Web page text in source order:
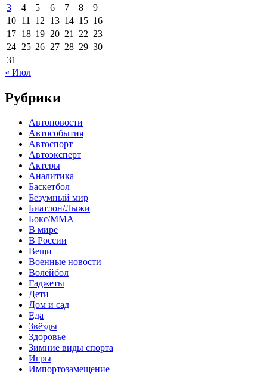
3
4 5 6 7 8
9
10 11 12 13 14 15 16
17 18 19 20 21 22 23
24 25 26 27 28 29 30
31
« Июл
Рубрики
Автоновости
Автособытия
Автоспорт
Автоэксперт
Актеры
Аналитика
Баскетбол
Безумный мир
Биатлон/Лыжи
Бокс/MMA
В мире
В России
Вещи
Военные новости
Волейбол
Гаджеты
Дети
Дом и сад
Еда
Звёзды
Здоровье
Зимние виды спорта
Игры
Импортозамещение